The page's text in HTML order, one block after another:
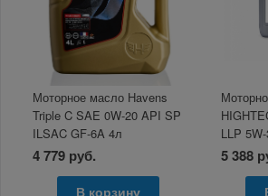
Моторное масло Havens
Triple C SAE 0W-20 API SP
ILSAC GF-6A 4л
4 779 руб.
В корзину
LLP
5 388